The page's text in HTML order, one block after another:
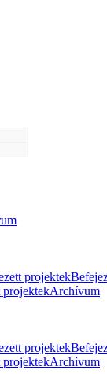
projektek
projektekArchívum
projektek
projektekArchívum